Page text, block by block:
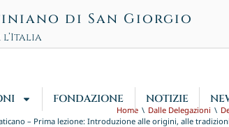
di San Giorgio
l’Italia
FONDAZIONE NOTIZIE
Home Dalle Delegazioni
– Prima lezione: Introduzione alle origini, alle